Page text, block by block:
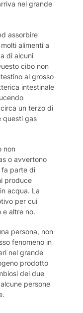
nel grande
assorbire
alimenti a
di alcuni
cibo non
al grosso
intestinale
un terzo di
questi gas
non
o avvertono
fa parte di
produce
acqua. La
per cui
e altre no.
persona, non
fenomeno in
nel grande
prodotto
dei due
persone